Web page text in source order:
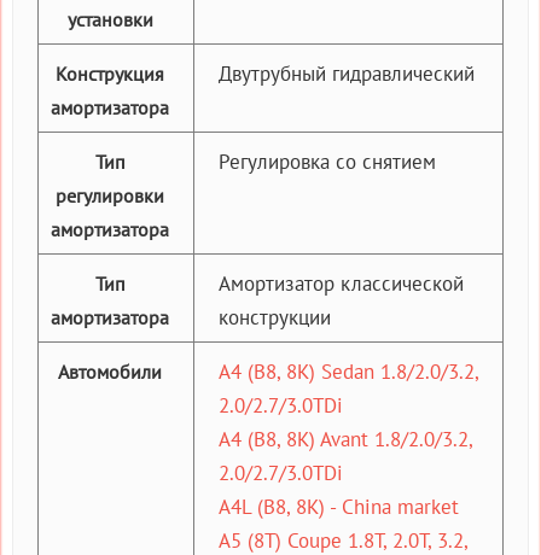
установки
Конструкция
амортизатора
Двутрубный гидравлический
Тип
регулировки
амортизатора
Регулировка со снятием
Тип
амортизатора
Амортизатор классической
конструкции
Автомобили
A4 (B8, 8K) Sedan 1.8/2.0/3.2,
2.0/2.7/3.0TDi
A4 (B8, 8K) Avant 1.8/2.0/3.2,
2.0/2.7/3.0TDi
A4L (B8, 8K) - China market
A5 (8T) Coupe 1.8T, 2.0T, 3.2,